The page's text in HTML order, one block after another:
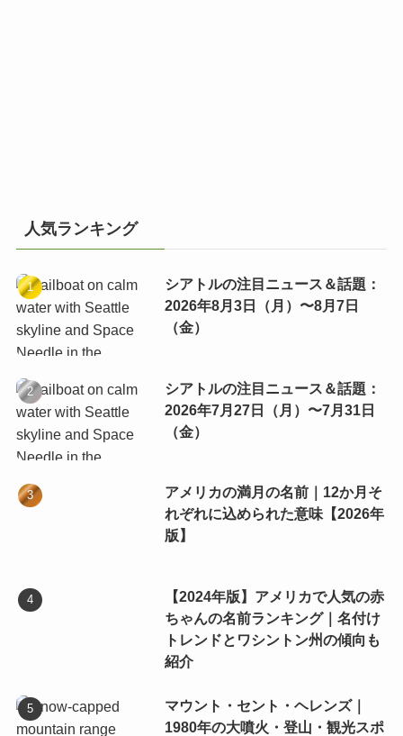
人気ランキング
シアトルの注目ニュース＆話題：
2026年8月3日（月）〜8月7日
（金）
シアトルの注目ニュース＆話題：
2026年7月27日（月）〜7月31日
（金）
アメリカの満月の名前｜12か月そ
れぞれに込められた意味【2026年
版】
【2024年版】アメリカで人気の赤
ちゃんの名前ランキング｜名付け
トレンドとワシントン州の傾向も
紹介
マウント・セント・ヘレンズ｜
1980年の大噴火・登山・観光スポ